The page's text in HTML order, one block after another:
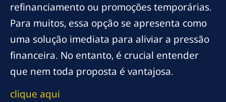
refinanciamento ou promoções temporárias.
Para muitos, essa opção se apresenta como
uma solução imediata para aliviar a pressão
financeira. No entanto, é crucial entender
que nem toda proposta é vantajosa.
clique aqui